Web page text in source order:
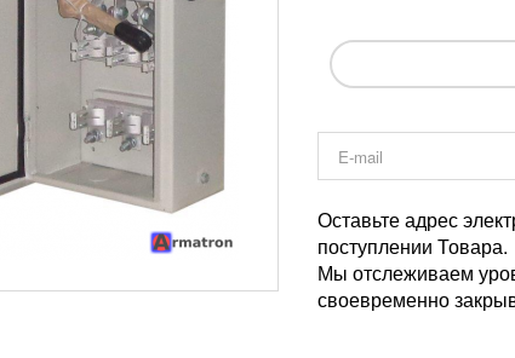
Оставьте адрес
поступлении Товара.
Мы отслеживаем
своевременно